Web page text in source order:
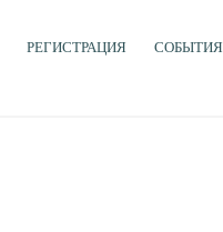
РЕГИСТРАЦИЯ СОБЫТИЯ